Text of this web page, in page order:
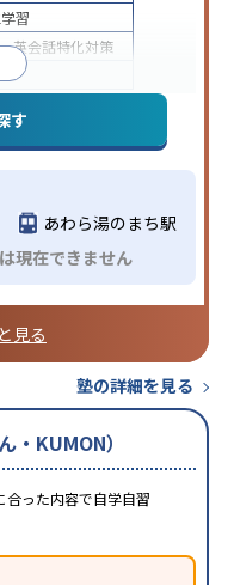
習
英会話特化対策
す
あわら湯のまち駅
現在できません
見る
塾の詳細を見る
・KUMON）
合った内容で自学自習